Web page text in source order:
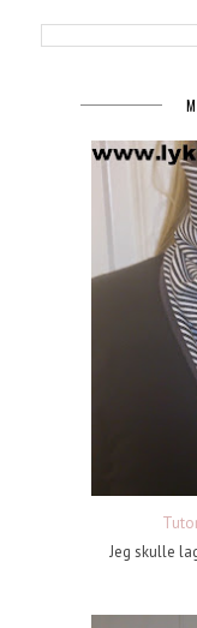
Jeg skulle